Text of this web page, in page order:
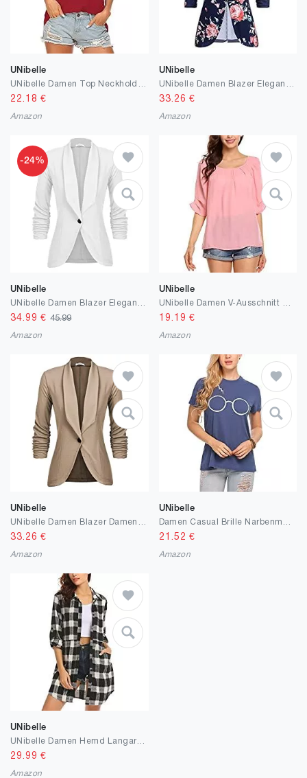
UNibelle
22.18 €
Amazon
UNibelle
33.26 €
Amazon
-24%
UNibelle
34.99 €45.99
Amazon
UNibelle
19.19 €
Amazon
UNibelle
33.26 €
Amazon
UNibelle
21.52 €
Amazon
UNibelle
UNibelle Damen Hemd Langarmshirt Kariertes Hemd Karohemd Hemdkleid Blusenkleid Oversize Cardigan Top Shirtkleid Karo Kleid
29.99 €
Amazon